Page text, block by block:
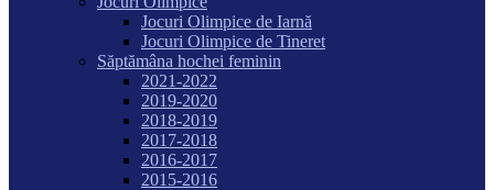
Jocuri Olimpice de Iarnă
Jocuri Olimpice de Tineret
Săptămâna hochei feminin
2021-2022
2019-2020
2018-2019
2017-2018
2016-2017
2015-2016